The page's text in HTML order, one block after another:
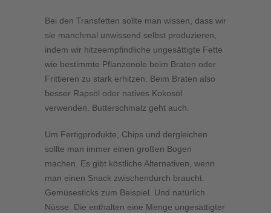
Bei den Transfetten sollte man wissen, dass wir
sie manchmal unwissend selbst produzieren,
indem wir hitzeempfindliche ungesättigte Fette
wie bestimmte Pflanzenöle beim Braten oder
Frittieren zu stark erhitzen. Beim Braten also
besser Rapsöl oder natives Kokosöl
verwenden. Butterschmalz geht auch.
Um Fertigprodukte, Chips und dergleichen
sollte man immer einen großen Bogen
machen. Es gibt köstliche Alternativen, wenn
man einen Snack zwischendurch braucht.
Gemüsesticks zum Beispiel. Und natürlich
Nüsse. Die enthalten eine Menge ungesättigter